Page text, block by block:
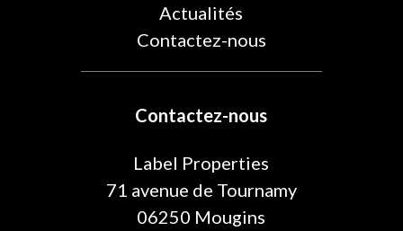
Actualités
Contactez-nous
Contactez-nous
Label Properties
71 avenue de Tournamy
06250 Mougins